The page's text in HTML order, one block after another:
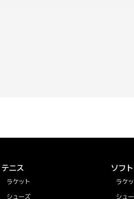
テニス
ラケット
シューズ
ソフ
ラケ
シュ